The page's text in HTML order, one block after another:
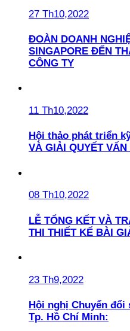
27 Th10,2022
ĐOÀN DOANH
SINGAPORE ĐẾN
CÔNG TY
11 Th10,2022
Hội thảo phát triển
VÀ GIẢI QUYẾT
08 Th10,2022
LỄ TỔNG KẾT VÀ
THI THIẾT KẾ BÀI
23 Th9,2022
Hội nghị Chuyển
Tp. Hồ Chí Minh: